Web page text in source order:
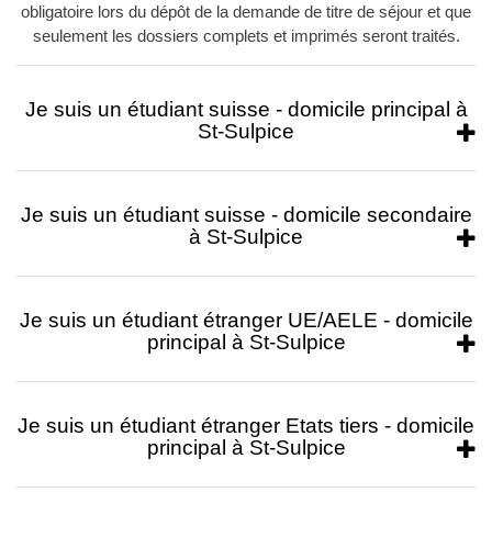
obligatoire lors du dépôt de la demande de titre de séjour et que
seulement les dossiers complets et imprimés seront traités.
Je suis un étudiant suisse - domicile principal à
St-Sulpice
Je suis un étudiant suisse - domicile secondaire
à St-Sulpice
Je suis un étudiant étranger UE/AELE - domicile
principal à St-Sulpice
Je suis un étudiant étranger Etats tiers - domicile
principal à St-Sulpice